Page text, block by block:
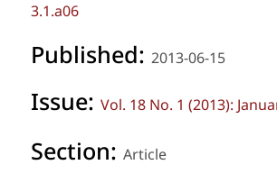
3.1.a06
Published: 2013-06-15
Issue: Vol. 18 No. 1 (2013):
Section: Article